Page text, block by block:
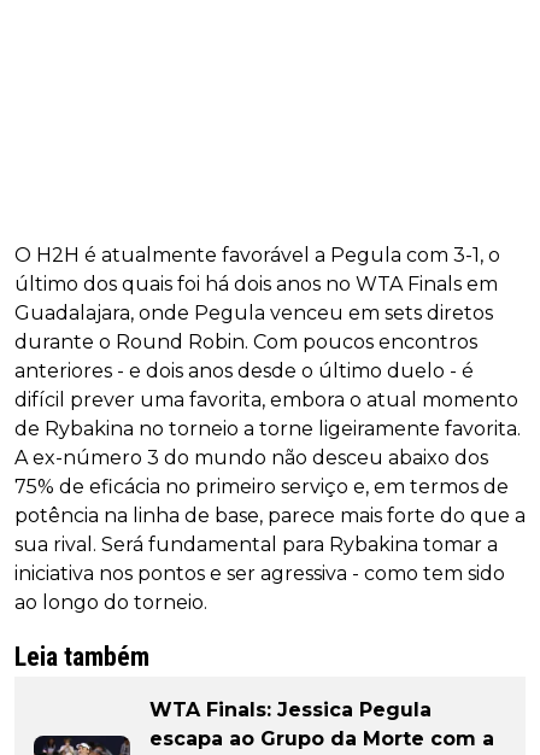
O H2H é atualmente favorável a Pegula com 3-1, o
último dos quais foi há dois anos no WTA Finals em
Guadalajara, onde Pegula venceu em sets diretos
durante o Round Robin. Com poucos encontros
anteriores - e dois anos desde o último duelo - é
difícil prever uma favorita, embora o atual momento
de Rybakina no torneio a torne ligeiramente favorita.
A ex-número 3 do mundo não desceu abaixo dos
75% de eficácia no primeiro serviço e, em termos de
potência na linha de base, parece mais forte do que a
sua rival. Será fundamental para Rybakina tomar a
iniciativa nos pontos e ser agressiva - como tem sido
ao longo do torneio.
Leia também
WTA Finals: Jessica Pegula
escapa ao Grupo da Morte com a